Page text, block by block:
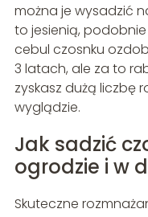
można je wysadzić
to jesienią,
cebul czosnku
3 latach, ale za to
zyskasz dużą liczbę
wyglądzie.
Jak sadzić
ogrodzie i w
Skuteczne